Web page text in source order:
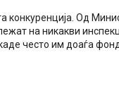
конкуренција. Од
на никакви
често им доаѓа